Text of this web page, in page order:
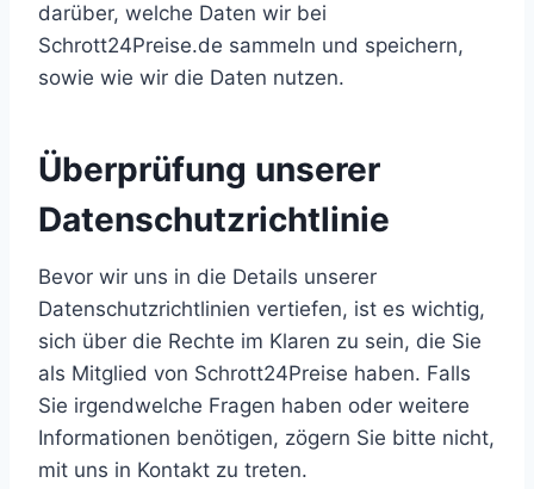
darüber, welche Daten wir bei
Schrott24Preise.de sammeln und speichern,
sowie wie wir die Daten nutzen.
Überprüfung unserer
Datenschutzrichtlinie
Bevor wir uns in die Details unserer
Datenschutzrichtlinien vertiefen, ist es wichtig,
sich über die Rechte im Klaren zu sein, die Sie
als Mitglied von Schrott24Preise haben. Falls
Sie irgendwelche Fragen haben oder weitere
Informationen benötigen, zögern Sie bitte nicht,
mit uns in Kontakt zu treten.